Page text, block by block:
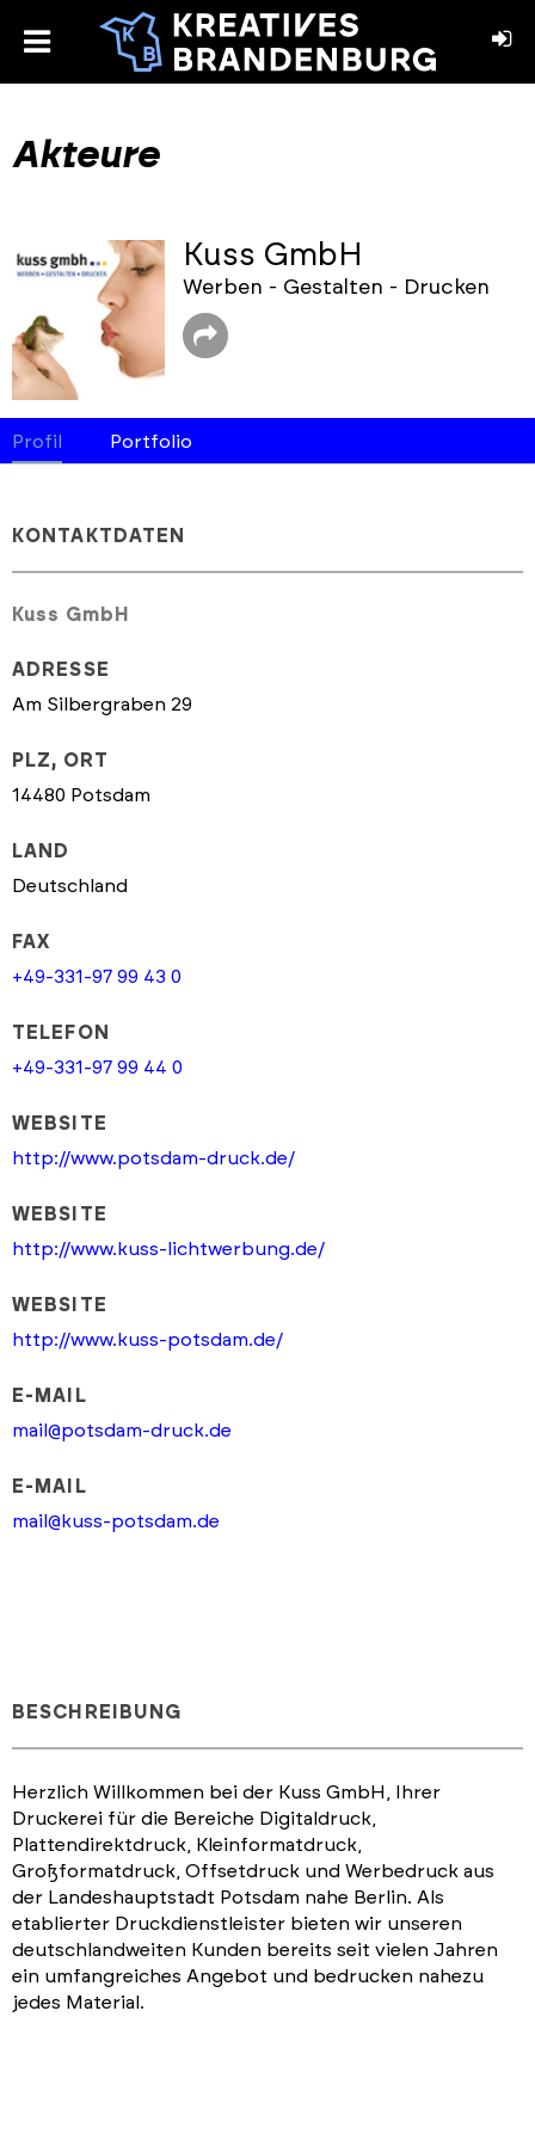
toggle
Akteure
Kuss GmbH
Werben - Gestalten - Drucken
Profil Portfolio
KONTAKTDATEN
Kuss GmbH
ADRESSE
Am Silbergraben 29
PLZ, ORT
14480 Potsdam
LAND
Deutschland
FAX
+49-331-97 99 43 0
TELEFON
+49-331-97 99 44 0
WEBSITE
http://www.potsdam-druck.de/
WEBSITE
http://www.kuss-lichtwerbung.de/
WEBSITE
http://www.kuss-potsdam.de/
E-MAIL
mail@potsdam-druck.de
E-MAIL
mail@kuss-potsdam.de
BESCHREIBUNG
Herzlich Willkommen bei der Kuss GmbH, Ihrer
Druckerei für die Bereiche Digitaldruck,
Plattendirektdruck, Kleinformatdruck,
Großformatdruck, Offsetdruck und Werbedruck aus
der Landeshauptstadt Potsdam nahe Berlin. Als
etablierter Druckdienstleister bieten wir unseren
deutschlandweiten Kunden bereits seit vielen Jahren
ein umfangreiches Angebot und bedrucken nahezu
jedes Material.